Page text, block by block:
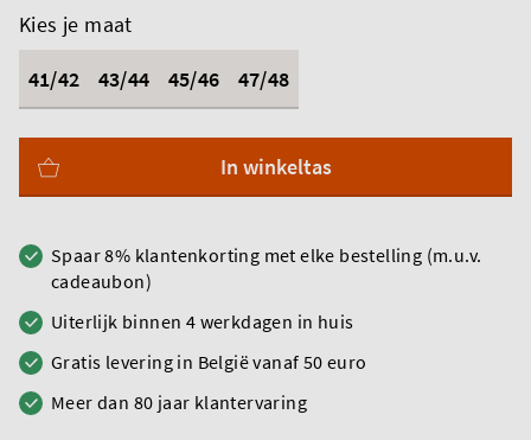
Kies je maat
41/42
43/44 45/46 47/48
In winkeltas
Spaar 8% klantenkorting met elke bestelling (m.u.v.
cadeaubon)
Uiterlijk binnen 4 werkdagen in huis
Gratis levering in België vanaf 50 euro
Meer dan 80 jaar klantervaring